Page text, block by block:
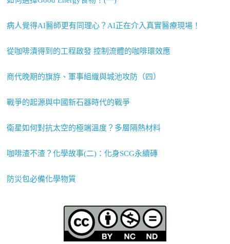
病人覺得AI醫師更有同理心？AI正在介入真實醫療現場！
從咖啡漬得到的工程啟發 控制流體的咖啡環效應
商代晚期的旗斿、軍事組織與城池攻防（四）
戰爭的起源與中國新石器時代的戰爭
衛星如何對抗太空的極端溫度？多層隔熱材料
咖啡渣不渣？化學故事(二)：化身SCG永續磚
防災包必備化學物質